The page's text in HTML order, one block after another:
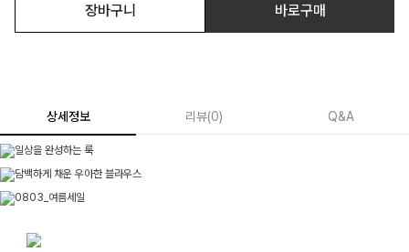
장바구니 바로구매
상세정보 리뷰(0) Q&A